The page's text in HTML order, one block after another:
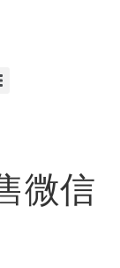
微信